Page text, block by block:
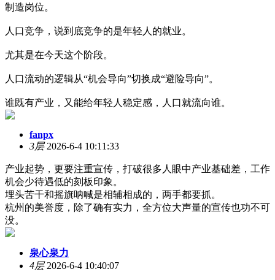
制造岗位。
人口竞争，说到底竞争的是年轻人的就业。
尤其是在今天这个阶段。
人口流动的逻辑从“机会导向”切换成“避险导向”。
谁既有产业，又能给年轻人稳定感，人口就流向谁。
fanpx
3层2026-6-4 10:11:33
产业起势，更要注重宣传，打破很多人眼中产业基础差，工作
机会少待遇低的刻板印象。
埋头苦干和摇旗呐喊是相辅相成的，两手都要抓。
杭州的美誉度，除了确有实力，全方位大声量的宣传也功不可
没。
泉心泉力
4层2026-6-4 10:40:07